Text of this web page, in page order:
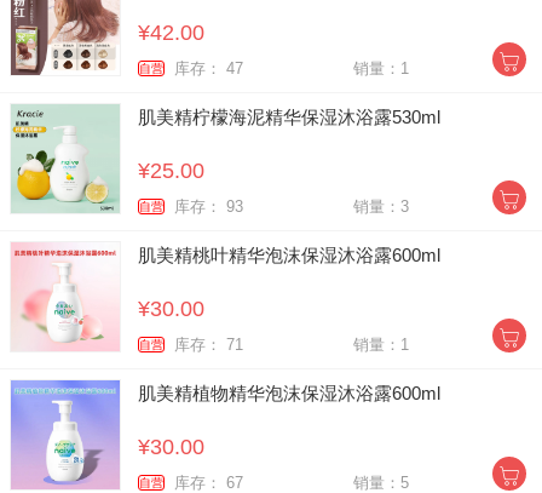
¥42.00
自营 库存： 47 销量：1
肌美精柠檬海泥精华保湿沐浴露530ml
¥25.00
自营 库存： 93 销量：3
肌美精桃叶精华泡沫保湿沐浴露600ml
¥30.00
自营 库存： 71 销量：1
肌美精植物精华泡沫保湿沐浴露600ml
¥30.00
自营 库存： 67 销量：5